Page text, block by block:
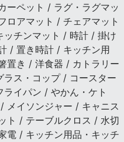
ーペット / ラグ・ラグマッ
ロアマット / チェアマット
チンマット / 時計 / 掛け
/ 置き時計 / キッチン用
置き / 洋食器 / カトラリー
ス・コップ / コースター
イパン / やかん・ケト
メイソンジャー / キャニス
ト / テーブルクロス / 水切
電 / キッチン用品・キッチ